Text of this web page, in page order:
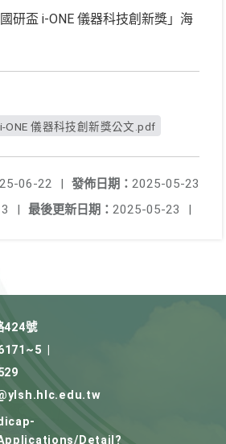
研盃 i-ONE 儀器科技創新獎」海
ONE 儀器科技創新獎公文.pdf
發佈日期： 2025-05-23
06-22
|
最後更新日期： 2025-05-23 |
|
424號
Detail?